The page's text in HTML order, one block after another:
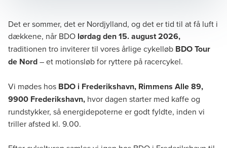
Det er sommer, det er Nordjylland, og det er tid til at få luft i
dækkene, når BDO lørdag den 15. august 2026,
traditionen tro inviterer til vores årlige cykelløb BDO Tour
de Nord– et motionsløb for ryttere på racercykel.
Vi mødes hos BDO i Frederikshavn, Rimmens Alle 89,
9900 Frederikshavn, hvor dagen starter med kaffe og
rundstykker, så energidepoterne er godt fyldte, inden vi
triller afsted kl. 9.00.